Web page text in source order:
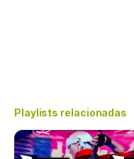
Playlists relacionadas